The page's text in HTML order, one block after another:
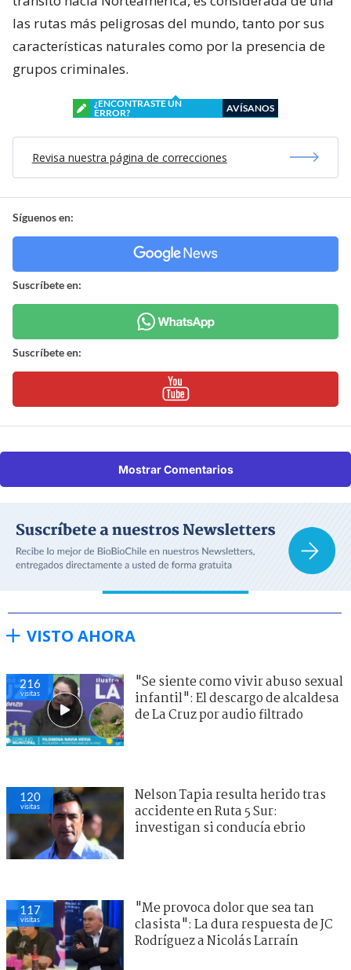
las rutas más peligrosas del mundo, tanto por sus
características naturales como por la presencia de
grupos criminales.
¿ENCONTRASTE UN
ERROR?
AVÍSANOS
Revisa nuestra página de correcciones
Síguenos en:
Suscríbete en:
Suscríbete en:
Mostrar Comentarios
VISTO AHORA
216
visitas
"Se siente como vivir abuso sexual
infantil": El descargo de alcaldesa
de La Cruz por audio filtrado
120
visitas
Nelson Tapia resulta herido tras
accidente en Ruta 5 Sur:
investigan si conducía ebrio
117
visitas
"Me provoca dolor que sea tan
clasista": La dura respuesta de JC
Rodríguez a Nicolás Larraín